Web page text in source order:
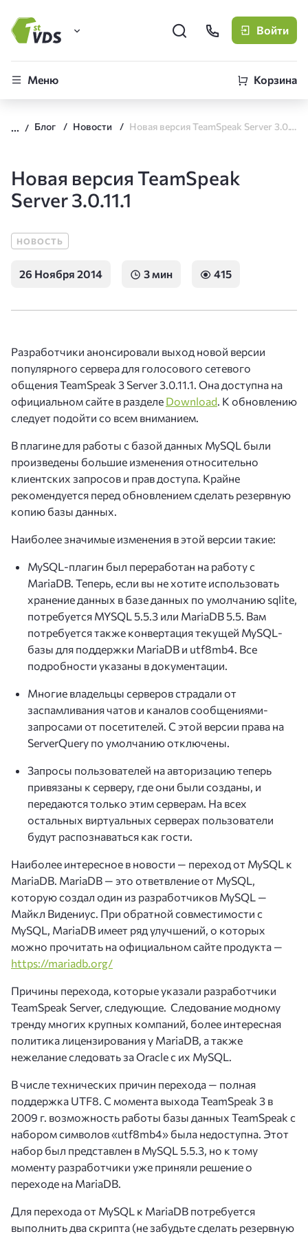
FirstVDS (вы здесь)
CLO
Войти
Меню Корзина
Блог Новости Новая версия TeamSpeak Server 3.0.11.1
Новая версия TeamSpeak
Server 3.0.11.1
НОВОСТЬ
26 Ноября 2014 3 мин 415
Разработчики анонсировали выход новой версии
популярного сервера для голосового сетевого
общения TeamSpeak 3 Server 3.0.11.1. Она доступна на
официальном сайте в разделе Download. К обновлению
следует подойти со всем вниманием.
В плагине для работы с базой данных MySQL были
произведены большие изменения относительно
клиентских запросов и прав доступа. Крайне
рекомендуется перед обновлением сделать резервную
копию базы данных.
Наиболее значимые изменения в этой версии такие:
MySQL-плагин был переработан на работу с
MariaDB. Теперь, если вы не хотите использовать
хранение данных в базе данных по умолчанию sqlite,
потребуется MYSQL 5.5.3 или MariaDB 5.5. Вам
потребуется также конвертация текущей MySQL-
базы для поддержки MariaDB и utf8mb4. Все
подробности указаны в документации.
Многие владельцы серверов страдали от
заспамливания чатов и каналов сообщениями-
запросами от посетителей. С этой версии права на
ServerQuery по умолчанию отключены.
Запросы пользователей на авторизацию теперь
привязаны к серверу, где они были созданы, и
передаются только этим серверам. На всех
остальных виртуальных серверах пользователи
будут распознаваться как гости.
Наиболее интересное в новости — переход от MySQL к
MariaDB. MariaDB — это ответвление от MySQL,
которую создал один из разработчиков MySQL —
Майкл Видениус. При обратной совместимости с
MySQL, MariaDB имеет ряд улучшений, о которых
можно прочитать на официальном сайте продукта —
https://mariadb.org/
Причины перехода, которые указали разработчики
TeamSpeak Server, следующие. Следование модному
тренду многих крупных компаний, более интересная
политика лицензирования у MariaDB, а также
нежелание следовать за Oracle с их MySQL.
В числе технических причин перехода — полная
поддержка UTF8. С момента выхода TeamSpeak 3 в
2009 г. возможность работы базы данных TeamSpeak с
набором символов «utf8mb4» была недоступна. Этот
набор был представлен в MySQL 5.5.3, но к тому
моменту разработчики уже приняли решение о
переходе на MariaDB.
Для перехода от MySQL к MariaDB потребуется
выполнить два скрипта (не забудьте сделать резервную